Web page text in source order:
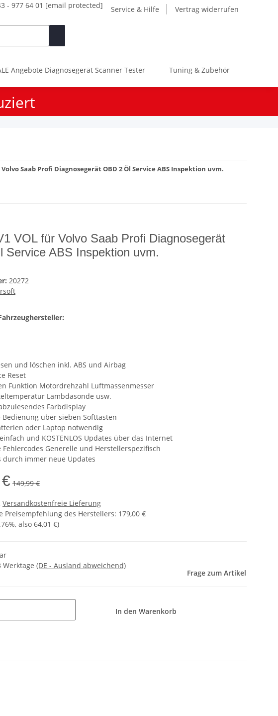
Service & Hilfe Vertrag widerrufen
- 977 64 01 [email protected]
Angebote Diagnosegerät Scanner Tester Tuning & Zubehör
Saab Profi Diagnosegerät OBD 2 Öl Service ABS Inspektion uvm.
VOL für Volvo Saab Profi Diagnosegerät
Service ABS Inspektion uvm.
20272
und löschen inkl. ABS und Airbag
Reset
Funktion Motordrehzahl Luftmassenmesser
Lambdasonde usw.
Farbdisplay
Bedienung über sieben Softtasten
oder Laptop notwendig
und KOSTENLOS Updates über das Internet
Fehlercodes Generelle und Herstellerspezifisch
durch immer neue Updates
149,99 €
Versandkostenfreie Lieferung
Preisempfehlung des Herstellers: 179,00 €
, also 64,01 €)
Werktage (DE - Ausland abweichend)
Frage zum Artikel
In den Warenkorb